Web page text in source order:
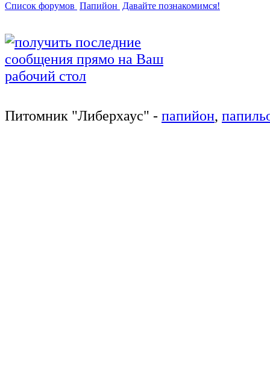
Список форумов Папийон Дaвайте познакомимся!
Питомник "Либерхаус" - папийон,